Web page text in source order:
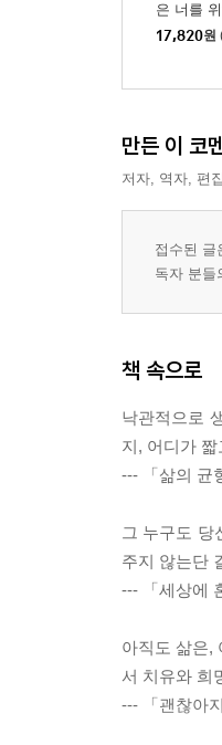
은 너를
같다
17,820원
만든 이 코
저자, 역자, 편
접수된 글
독자 분들
책 속으로
낙관적으로
지, 어디가
--- 「삶의 균
그 누구도 당
주지 않는단
--- 「세상에
아직도 삶은,
서 치유와 희
--- 「괜찮아